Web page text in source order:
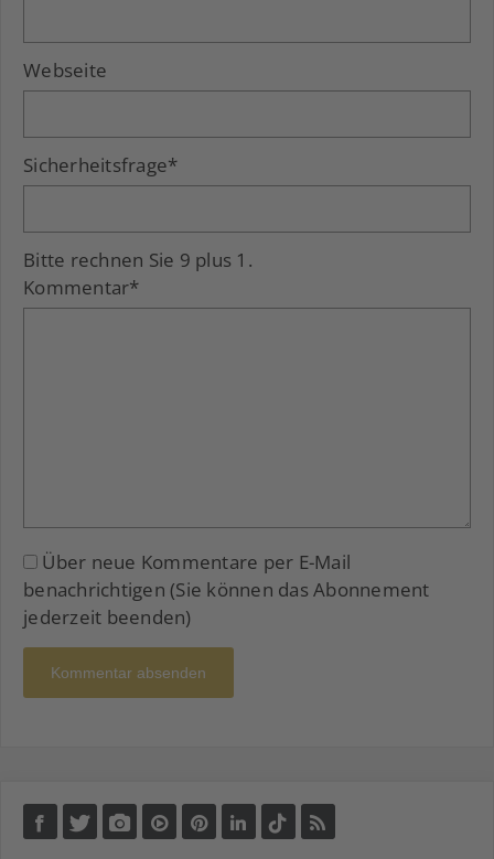
Webseite
Sicherheitsfrage*
Bitte rechnen Sie 9 plus 1.
Kommentar*
Über neue Kommentare per E-Mail
benachrichtigen (Sie können das Abonnement
jederzeit beenden)
Kommentar absenden